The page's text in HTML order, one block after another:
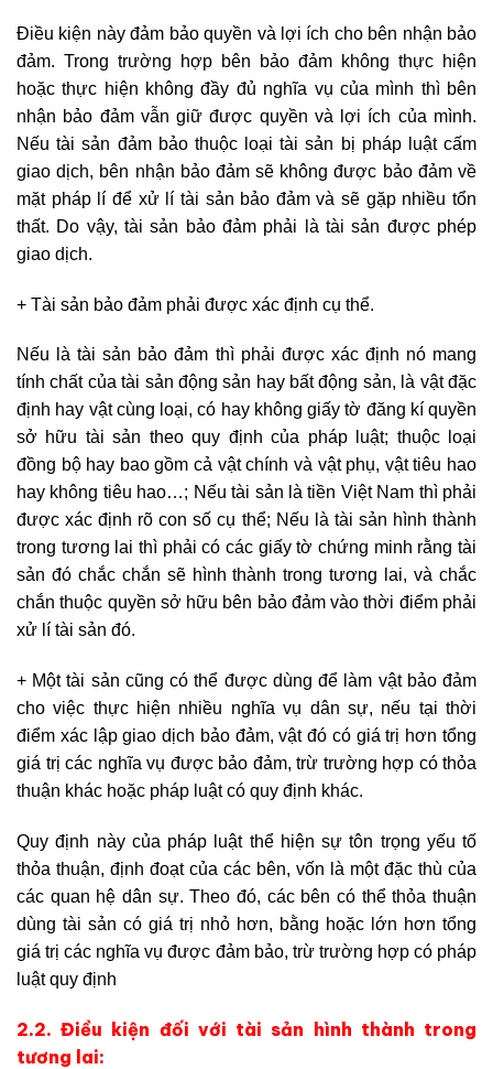
Điều kiện này đảm bảo quyền và lợi ích cho bên nhận bảo
đảm. Trong trường hợp bên bảo đảm không thực hiện
hoặc thực hiện không đầy đủ nghĩa vụ của mình thì bên
nhận bảo đảm vẫn giữ được quyền và lợi ích của mình.
Nếu tài sản đảm bảo thuộc loại tài sản bị pháp luật cấm
giao dịch, bên nhận bảo đảm sẽ không được bảo đảm về
mặt pháp lí để xử lí tài sản bảo đảm và sẽ gặp nhiều tổn
thất. Do vậy, tài sản bảo đảm phải là tài sản được phép
giao dịch.
+ Tài sản bảo đảm phải được xác định cụ thể.
Nếu là tài sản bảo đảm thì phải được xác định nó mang
tính chất của tài sản động sản hay bất động sản, là vật đặc
định hay vật cùng loại, có hay không giấy tờ đăng kí quyền
sở hữu tài sản theo quy định của pháp luật; thuộc loại
đồng bộ hay bao gồm cả vật chính và vật phụ, vật tiêu hao
hay không tiêu hao…; Nếu tài sản là tiền Việt Nam thì phải
được xác định rõ con số cụ thể; Nếu là tài sản hình thành
trong tương lai thì phải có các giấy tờ chứng minh rằng tài
sản đó chắc chắn sẽ hình thành trong tương lai, và chắc
chắn thuộc quyền sở hữu bên bảo đảm vào thời điểm phải
xử lí tài sản đó.
+ Một tài sản cũng có thể được dùng để làm vật bảo đảm
cho việc thực hiện nhiều nghĩa vụ dân sự, nếu tại thời
điểm xác lập giao dịch bảo đảm, vật đó có giá trị hơn tổng
giá trị các nghĩa vụ được bảo đảm, trừ trường hợp có thỏa
thuận khác hoặc pháp luật có quy định khác.
Quy định này của pháp luật thể hiện sự tôn trọng yếu tố
thỏa thuận, định đoạt của các bên, vốn là một đặc thù của
các quan hệ dân sự. Theo đó, các bên có thể thỏa thuận
dùng tài sản có giá trị nhỏ hơn, bằng hoặc lớn hơn tổng
giá trị các nghĩa vụ được đảm bảo, trừ trường hợp có pháp
luật quy định
2.2. Điều kiện đối với tài sản hình thành trong
tương lai: